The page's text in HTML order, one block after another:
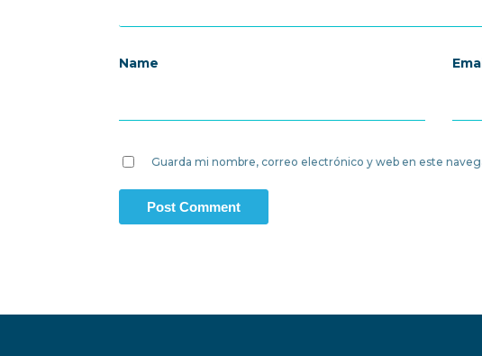
Name
Guarda mi nombre, correo electrónico y web en este